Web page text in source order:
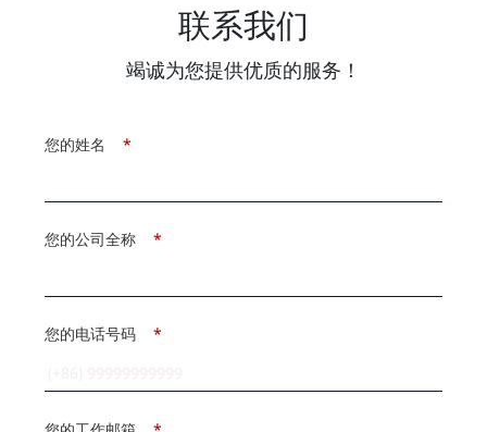
联系我们
竭诚为您提供优质的服务！
*
您的姓名
*
您的公司全称
*
您的电话号码